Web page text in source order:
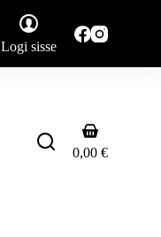
Logi sisse
Shopping
cart
0,00 €